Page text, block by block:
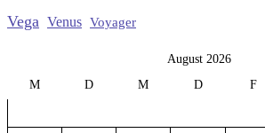
Vega Venus Voyager
August 2026
M
D M D F